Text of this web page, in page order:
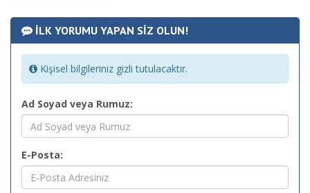
İLK YORUMU YAPAN SİZ OLUN!
Kişisel bilgileriniz gizli tutulacaktır.
Ad Soyad veya Rumuz:
E-Posta: